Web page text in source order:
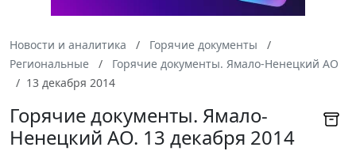
Новости и аналитика
Горячие документы
Региональные
Горячие документы. Ямало-Ненецкий АО
13 декабря 2014
Горячие документы. Ямало-
Ненецкий АО. 13 декабря 2014